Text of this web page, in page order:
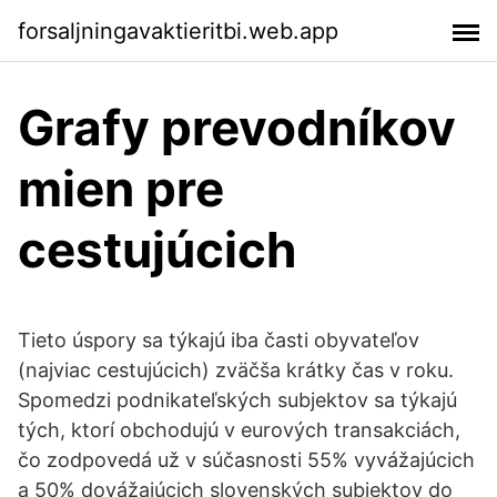
forsaljningavaktieritbi.web.app
Grafy prevodníkov
mien pre
cestujúcich
Tieto úspory sa týkajú iba časti obyvateľov
(najviac cestujúcich) zväčša krátky čas v roku.
Spomedzi podnikateľských subjektov sa týkajú
tých, ktorí obchodujú v eurových transakciách,
čo zodpovedá už v súčasnosti 55% vyvážajúcich
a 50% dovážajúcich slovenských subjektov do